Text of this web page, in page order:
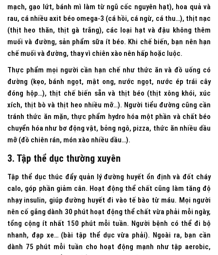
mạch, gạo lứt, bánh mì làm từ ngũ cốc nguyên hạt), hoa quả và
rau, cá nhiều axit béo omega-3 (cá hồi, cá ngừ, cá thu…), thịt nạc
(thịt heo thăn, thịt gà trắng), các loại hạt và đậu không thêm
muối và đường, sản phẩm sữa ít béo. Khi chế biến, bạn nên hạn
chế muối và đường, thay vì chiên xào nên hấp hoặc luộc.
Thực phẩm mọi người cần hạn chế như thức ăn và đồ uống có
đường (kẹo, bánh ngọt, mật ong, nước ngọt, nước ép trái cây
đóng hộp…), thịt chế biến sẵn và thịt béo (thịt xông khói, xúc
xích, thịt bò và thịt heo nhiều mỡ…). Người tiểu đường cũng cần
tránh thức ăn mặn, thực phẩm hydro hóa một phần và chất béo
chuyển hóa như bơ động vật, bỏng ngô, pizza, thức ăn nhiều dầu
mỡ (đồ chiên rán, món xào nhiều dầu…).
3. Tập thể dục thường xuyên
Tập thể dục thúc đẩy quản lý đường huyết ổn định và đốt cháy
calo, góp phần giảm cân. Hoạt động thể chất cũng làm tăng độ
nhạy insulin, giúp đường huyết đi vào tế bào từ máu. Mọi người
nên cố gắng dành 30 phút hoạt động thể chất vừa phải mỗi ngày,
tổng cộng ít nhất 150 phút mỗi tuần. Người bệnh có thể đi bộ
nhanh, đạp xe… (bài tập thể dục vừa phải). Ngoài ra, bạn cần
dành 75 phút mỗi tuần cho hoạt động mạnh như tập aerobic,